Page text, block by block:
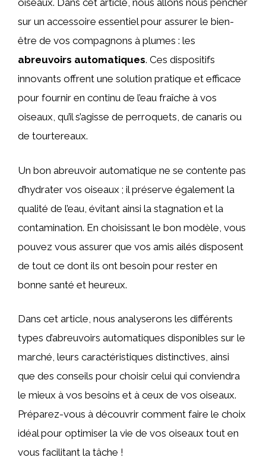
oiseaux. Dans cet article, nous allons nous pencher
sur un accessoire essentiel pour assurer le bien-
être de vos compagnons à plumes : les
abreuvoirs automatiques. Ces dispositifs
innovants offrent une solution pratique et efficace
pour fournir en continu de l’eau fraîche à vos
oiseaux, qu’il s’agisse de perroquets, de canaris ou
de tourtereaux.
Un bon abreuvoir automatique ne se contente pas
d’hydrater vos oiseaux ; il préserve également la
qualité de l’eau, évitant ainsi la stagnation et la
contamination. En choisissant le bon modèle, vous
pouvez vous assurer que vos amis ailés disposent
de tout ce dont ils ont besoin pour rester en
bonne santé et heureux.
Dans cet article, nous analyserons les différents
types d’abreuvoirs automatiques disponibles sur le
marché, leurs caractéristiques distinctives, ainsi
que des conseils pour choisir celui qui conviendra
le mieux à vos besoins et à ceux de vos oiseaux.
Préparez-vous à découvrir comment faire le choix
idéal pour optimiser la vie de vos oiseaux tout en
vous facilitant la tâche !